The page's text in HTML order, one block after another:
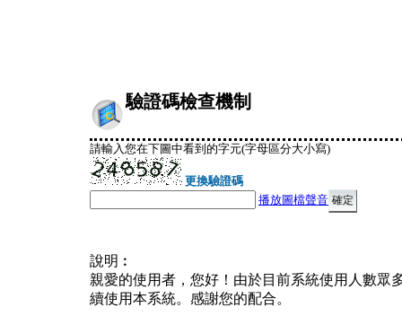
驗證碼檢查機制
請輸入您在下圖中看到的字元(字母區分大小寫)
更換驗證碼
播放圖檔聲音
說明︰
親愛的使用者，您好！由於目前系統使用人數眾
續使用本系統。感謝您的配合。